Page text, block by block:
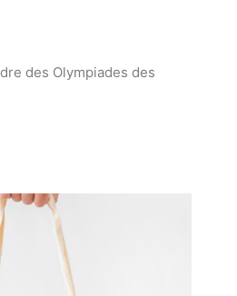
des Olympiades des